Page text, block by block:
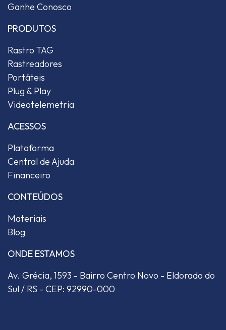
Ganhe Conosco
PRODUTOS
Rastro TAG
Rastreadores
Portáteis
Plug & Play
Videotelemetria
ACESSOS
Plataforma
Central de Ajuda
Financeiro
CONTEÚDOS
Materiais
Blog
ONDE ESTAMOS
Av. Grécia, 1593 - Bairro Centro Novo - Eldorado do
Sul / RS - CEP: 92990-000